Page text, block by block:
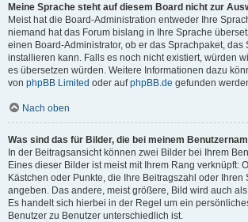
Meine Sprache steht auf diesem Board nicht zur
Meist hat die Board-Administration entweder Ihre
niemand hat das Forum bislang in Ihre Sprache
einen Board-Administrator, ob er das Sprachpaket, das
installieren kann. Falls es noch nicht existiert, würden
es übersetzen würden. Weitere Informationen dazu
von phpBB Limited oder aufphpBB.de gefunden
Nach oben
Was sind das für Bilder, die bei meinem
In der Beitragsansicht können zwei Bilder bei Ihrem
Eines dieser Bilder ist meist mit Ihrem Rang verknüpft:
Kästchen oder Punkte, die Ihre Beitragszahl oder Ihren
angeben. Das andere, meist größere, Bild wird auch als
Es handelt sich hierbei in der Regel um ein
Benutzer zu Benutzer unterschiedlich ist.